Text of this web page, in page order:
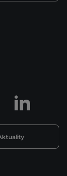
LinkedIn